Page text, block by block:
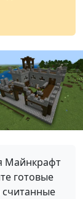
Майнкрафт
готовые
считанные